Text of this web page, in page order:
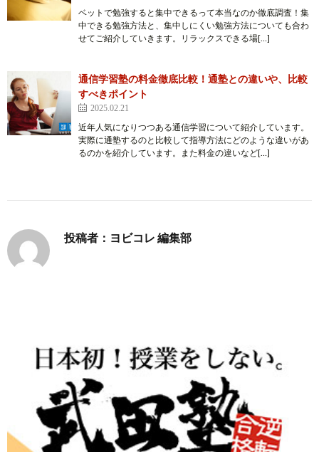
ベットで勉強すると集中できるって本当なのか徹底調査！集
中できる勉強方法と、集中しにくい勉強方法についても合わ
せてご紹介していきます。リラックスできる場[…]
通信学習塾の料金徹底比較！通塾との違いや、比較
すべきポイント
2025.02.21
近年人気になりつつある通信学習について紹介しています。
実際に通塾するのと比較して指導方法にどのような違いがあ
るのかを紹介しています。また料金の違いなど[…]
投稿者：ヨビコレ 編集部